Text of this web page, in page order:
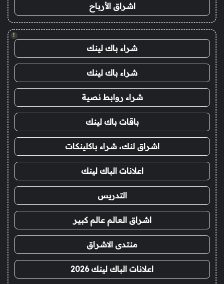
اشراق الأرباح
!
شراء باك لينك
شراء باك لينك
شراء روابط نصية
باقات باك لينك
اشراق لنك، شراء باكلينكات
اعلانات الباك لينك
التدريس
اشراق العالم عالم كبير
منتدى الاشراق
اعلانات الباك لينك 2026